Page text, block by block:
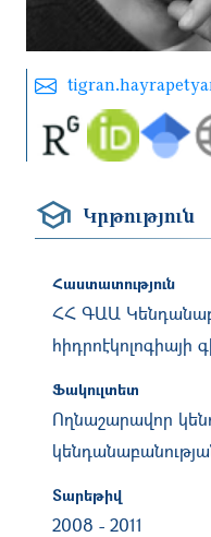
Կրթություն
Հաստատություն
ՀՀ ԳԱԱ
Ֆակուլտետ
Ողնաշարավոր
Տարեթիվ
2008 - 2011